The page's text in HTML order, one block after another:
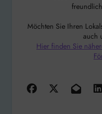
Möchten Sie Ihren
auch
Hier finden Sie